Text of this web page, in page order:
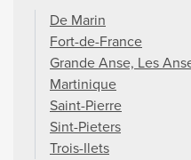
De Marin
Fort-de-France
Grande Anse, Les
Martinique
Saint-Pierre
Sint-Pieters
Trois-Ilets